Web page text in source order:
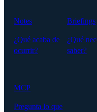
Notes
¿Qué acaba de
ocurrir?
Briefings
¿Qué
saber?
MCP
Pregunta lo que